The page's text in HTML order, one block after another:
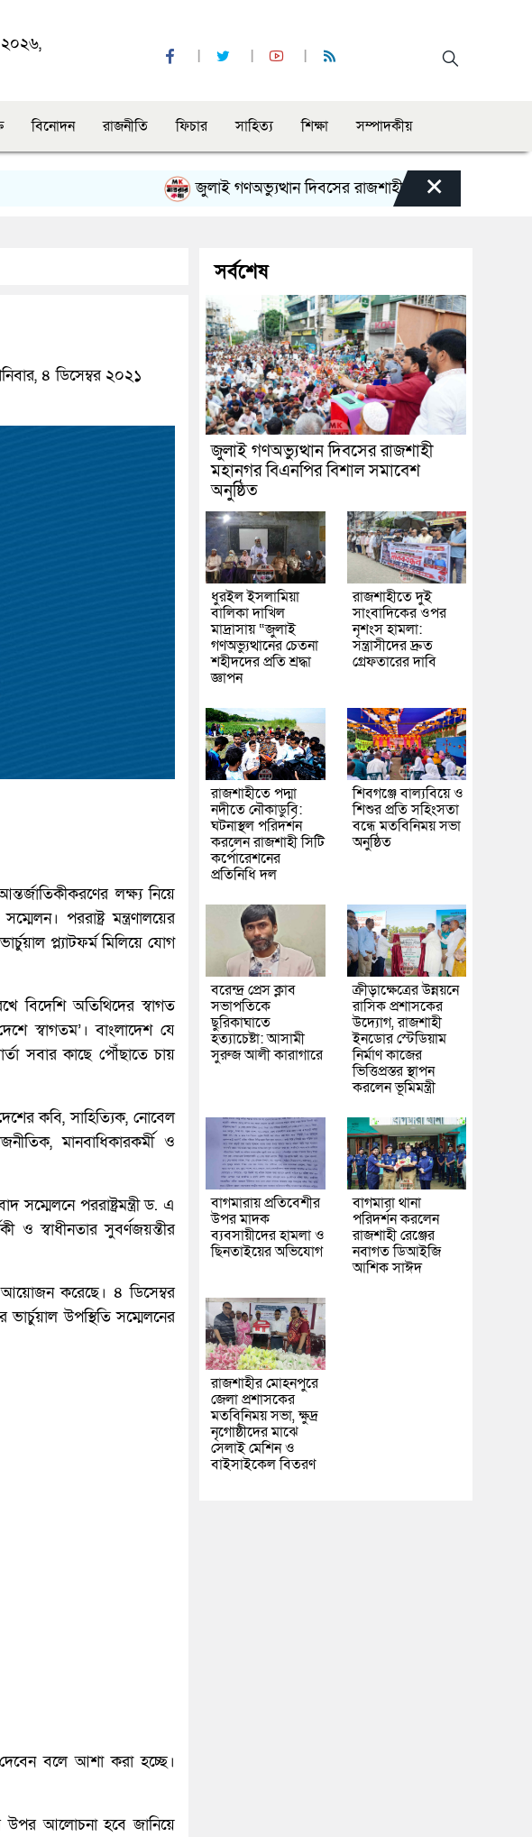
২০২৬,
বিনোদন রাজনীতি ফিচার সাহিত্য শিক্ষা সম্পাদকীয়
জুলাই গণঅভ্যুত্থান দিবসের রাজশাহী মহানগর বিএনপির বিশাল
×
৪ ডিসেম্বর ২০২১
লক্ষ্য নিয়ে
পররাষ্ট্র মন্ত্রণালয়ের
প্ল্যাটফর্ম মিলিয়ে যোগ
বিদেশি অতিথিদের স্বাগত
স্বাগতম’। বাংলাদেশ যে
সবার কাছে পৌঁছাতে চায়
দেশের কবি, সাহিত্যিক, নোবেল
মানবাধিকারকর্মী ও
সম্মেলনে পররাষ্ট্রমন্ত্রী ড. এ
ও স্বাধীনতার সুবর্ণজয়ন্তীর
আয়োজন করেছে। ৪ ডিসেম্বর
ভার্চুয়াল উপস্থিতি সম্মেলনের
দেবেন বলে আশা করা হচ্ছে।
উপর আলোচনা হবে জানিয়ে
সর্বশেষ
জুলাই গণঅভ্যুত্থান দিবসের রাজশাহী
মহানগর বিএনপির বিশাল সমাবেশ
অনুষ্ঠিত
ধুরইল ইসলামিয়া
বালিকা দাখিল
মাদ্রাসায় “জুলাই
গণঅভ্যুত্থানের চেতনা
শহীদদের প্রতি শ্রদ্ধা
জ্ঞাপন
রাজশাহীতে দুই
সাংবাদিকের ওপর
নৃশংস হামলা:
সন্ত্রাসীদের দ্রুত
গ্রেফতারের দাবি
রাজশাহীতে পদ্মা
নদীতে নৌকাডুবি:
ঘটনাস্থল পরিদর্শন
করলেন রাজশাহী সিটি
কর্পোরেশনের
প্রতিনিধি দল
শিবগঞ্জে বাল্যবিয়ে ও
শিশুর প্রতি সহিংসতা
বন্ধে মতবিনিময় সভা
অনুষ্ঠিত
বরেন্দ্র প্রেস ক্লাব
সভাপতিকে
ছুরিকাঘাতে
হত্যাচেষ্টা: আসামী
সুরুজ আলী কারাগারে
ক্রীড়াক্ষেত্রের উন্নয়নে
রাসিক প্রশাসকের
উদ্যোগ, রাজশাহী
ইনডোর স্টেডিয়াম
নির্মাণ কাজের
ভিত্তিপ্রস্তর স্থাপন
করলেন ভূমিমন্ত্রী
বাগমারায় প্রতিবেশীর
উপর মাদক
ব্যবসায়ীদের হামলা ও
ছিনতাইয়ের অভিযোগ
বাগমারা থানা
পরিদর্শন করলেন
রাজশাহী রেঞ্জের
নবাগত ডিআইজি
আশিক সাঈদ
রাজশাহীর মোহনপুরে
জেলা প্রশাসকের
মতবিনিময় সভা, ক্ষুদ্র
নৃগোষ্ঠীদের মাঝে
সেলাই মেশিন ও
বাইসাইকেল বিতরণ